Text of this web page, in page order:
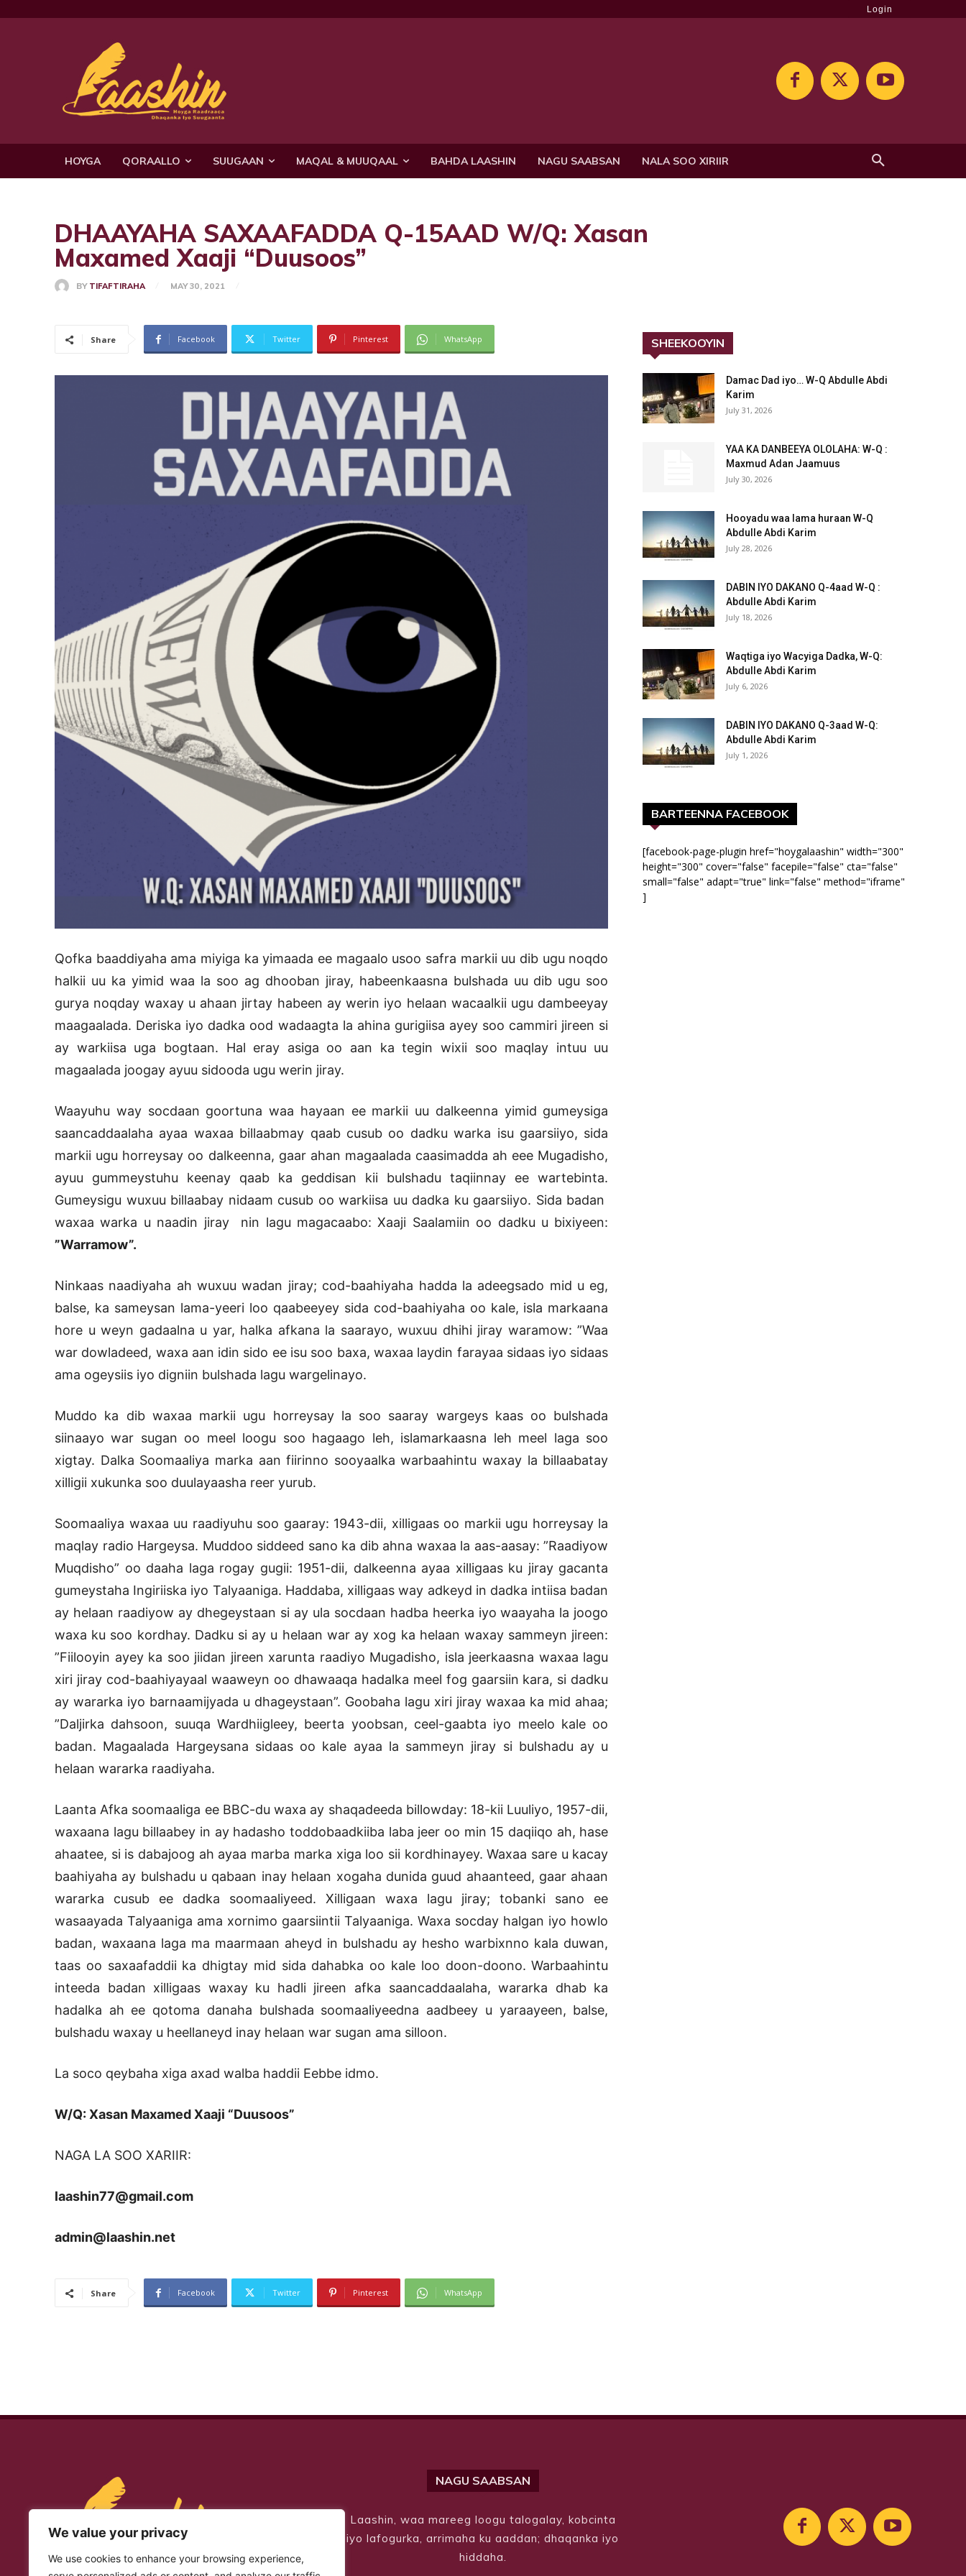
We value your privacy
We use cookies to enhance your browsing experience,
Login
HOYGA QORAALLO SUUGAAN MAQAL & MUUQAAL BAHDA LAASHIN NAGU SAABSAN NALA SOO XIRIIR
DHAAYAHA SAXAAFADDA Q-15AAD W/Q: Xasan
Maxamed Xaaji “Duusoos”
BY TIFAFTIRAHA MAY 30, 2021
Share Facebook Twitter Pinterest WhatsApp
Qofka baaddiyaha ama miyiga ka yimaada ee magaalo usoo safra markii uu dib ugu noqdo
halkii uu ka yimid waa la soo ag dhooban jiray, habeenkaasna bulshada uu dib ugu soo
gurya noqday waxay u ahaan jirtay habeen ay werin iyo helaan wacaalkii ugu dambeeyay
maagaalada. Deriska iyo dadka ood wadaagta la ahina gurigiisa ayey soo cammiri jireen si
ay warkiisa uga bogtaan. Hal eray asiga oo aan ka tegin wixii soo maqlay intuu uu
magaalada joogay ayuu sidooda ugu werin jiray.
Waayuhu way socdaan goortuna waa hayaan ee markii uu dalkeenna yimid gumeysiga
saancaddaalaha ayaa waxaa billaabmay qaab cusub oo dadku warka isu gaarsiiyo, sida
markii ugu horreysay oo dalkeenna, gaar ahan magaalada caasimadda ah eee Mugadisho,
ayuu gummeystuhu keenay qaab ka geddisan kii bulshadu taqiinnay ee wartebinta.
Gumeysigu wuxuu billaabay nidaam cusub oo warkiisa uu dadka ku gaarsiiyo. Sida badan
waxaa warka u naadin jiray nin lagu magacaabo: Xaaji Saalamiin oo dadku u bixiyeen:
”Warramow”.
Ninkaas naadiyaha ah wuxuu wadan jiray; cod-baahiyaha hadda la adeegsado mid u eg,
balse, ka sameysan lama-yeeri loo qaabeeyey sida cod-baahiyaha oo kale, isla markaana
hore u weyn gadaalna u yar, halka afkana la saarayo, wuxuu dhihi jiray waramow: ”Waa
war dowladeed, waxa aan idin sido ee isu soo baxa, waxaa laydin farayaa sidaas iyo sidaas
ama ogeysiis iyo digniin bulshada lagu wargelinayo.
Muddo ka dib waxaa markii ugu horreysay la soo saaray wargeys kaas oo bulshada
siinaayo war sugan oo meel loogu soo hagaago leh, islamarkaasna leh meel laga soo
xigtay. Dalka Soomaaliya marka aan fiirinno sooyaalka warbaahintu waxay la billaabatay
xilligii xukunka soo duulayaasha reer yurub.
Soomaaliya waxaa uu raadiyuhu soo gaaray: 1943-dii, xilligaas oo markii ugu horreysay la
maqlay radio Hargeysa. Muddoo siddeed sano ka dib ahna waxaa la aas-aasay: ”Raadiyow
Muqdisho” oo daaha laga rogay gugii: 1951-dii, dalkeenna ayaa xilligaas ku jiray gacanta
gumeystaha Ingiriiska iyo Talyaaniga. Haddaba, xilligaas way adkeyd in dadka intiisa badan
ay helaan raadiyow ay dhegeystaan si ay ula socdaan hadba heerka iyo waayaha la joogo
waxa ku soo kordhay. Dadku si ay u helaan war ay xog ka helaan waxay sammeyn jireen:
”Fiilooyin ayey ka soo jiidan jireen xarunta raadiyo Mugadisho, isla jeerkaasna waxaa lagu
xiri jiray cod-baahiyayaal waaweyn oo dhawaaqa hadalka meel fog gaarsiin kara, si dadku
ay wararka iyo barnaamijyada u dhageystaan”. Goobaha lagu xiri jiray waxaa ka mid ahaa;
”Daljirka dahsoon, suuqa Wardhiigleey, beerta yoobsan, ceel-gaabta iyo meelo kale oo
badan. Magaalada Hargeysana sidaas oo kale ayaa la sammeyn jiray si bulshadu ay u
helaan wararka raadiyaha.
Laanta Afka soomaaliga ee BBC-du waxa ay shaqadeeda billowday: 18-kii Luuliyo, 1957-dii,
waxaana lagu billaabey in ay hadasho toddobaadkiiba laba jeer oo min 15 daqiiqo ah, hase
ahaatee, si is dabajoog ah ayaa marba marka xiga loo sii kordhinayey. Waxaa sare u kacay
baahiyaha ay bulshadu u qabaan inay helaan xogaha dunida guud ahaanteed, gaar ahaan
wararka cusub ee dadka soomaaliyeed. Xilligaan waxa lagu jiray; tobanki sano ee
wasaayada Talyaaniga ama xornimo gaarsiintii Talyaaniga. Waxa socday halgan iyo howlo
badan, waxaana laga ma maarmaan aheyd in bulshadu ay hesho warbixnno kala duwan,
taas oo saxaafaddii ka dhigtay mid sida dahabka oo kale loo doon-doono. Warbaahintu
inteeda badan xilligaas waxay ku hadli jireen afka saancaddaalaha, wararka dhab ka
hadalka ah ee qotoma danaha bulshada soomaaliyeedna aadbeey u yaraayeen, balse,
bulshadu waxay u heellaneyd inay helaan war sugan ama silloon.
La soco qeybaha xiga axad walba haddii Eebbe idmo.
W/Q: Xasan Maxamed Xaaji “Duusoos”
NAGA LA SOO XARIIR:
laashin77@gmail.com
admin@laashin.net
Share Facebook Twitter Pinterest WhatsApp
SHEEKOOYIN
Damac Dad iyo… W-Q Abdulle Abdi
Karim
July 31, 2026
YAA KA DANBEEYA OLOLAHA: W-Q :
Maxmud Adan Jaamuus
July 30, 2026
Hooyadu waa lama huraan W-Q
Abdulle Abdi Karim
July 28, 2026
DABIN IYO DAKANO Q-4aad W-Q :
Abdulle Abdi Karim
July 18, 2026
Waqtiga iyo Wacyiga Dadka, W-Q:
Abdulle Abdi Karim
July 6, 2026
DABIN IYO DAKANO Q-3aad W-Q:
Abdulle Abdi Karim
July 1, 2026
BARTEENNA FACEBOOK
[facebook-page-plugin href="hoygalaashin" width="300"
height="300" cover="false" facepile="false" cta="false"
small="false" adapt="true" link="false" method="iframe"
]
NAGU SAABSAN
Laashin, waa mareeg loogu talogalay, kobcinta
iyo lafogurka, arrimaha ku aaddan; dhaqanka iyo
hiddaha.